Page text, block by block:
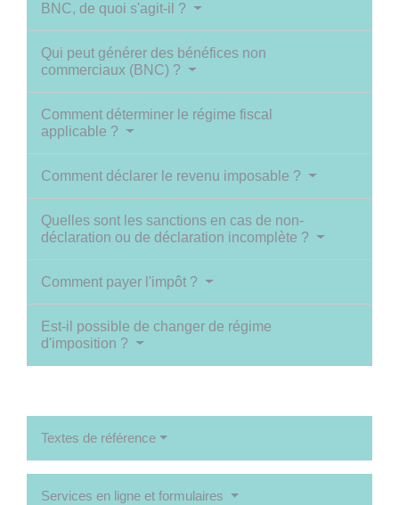
BNC, de quoi s'agit-il ?
Qui peut générer des bénéfices non
commerciaux (BNC) ?
Comment déterminer le régime fiscal
applicable ?
Comment déclarer le revenu imposable ?
Quelles sont les sanctions en cas de non-
déclaration ou de déclaration incomplète ?
Comment payer l'impôt ?
Est-il possible de changer de régime
d'imposition ?
Textes de référence
Services en ligne et formulaires